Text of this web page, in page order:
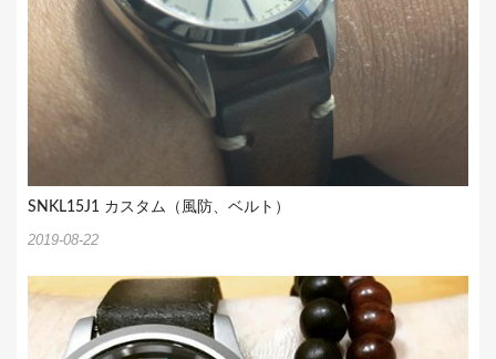
SNKL15J1 カスタム（風防、ベルト）
2019-08-22